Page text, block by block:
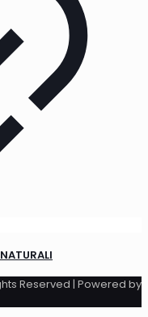
Reserved | Powered by